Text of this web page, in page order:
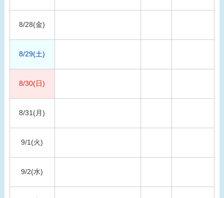
8/28(金)
8/29(土)
8/30(日)
8/31(月)
9/1(火)
9/2(水)